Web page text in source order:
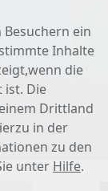
ein
Inhalte
die
ist. Die
Drittland
in der
zu den
unter Hilfe.